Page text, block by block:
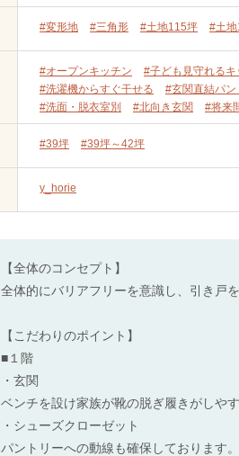
#変形地 #三角形 #土地115坪 #土
#オープンキッチン #子ども見守れるキ
#洗濯機からすぐ干せる
#玄関直結パン
#洗面・脱衣室別
#北向き玄関 #将来
#39坪 #39坪～42坪
y_horie
【全体のコンセプト】
全体的にバリアフリーを意識し、引き戸
【こだわりのポイント】
■１階
・玄関
ベンチを設け家族が靴の脱ぎ履きがしや
・シューズクローゼット
パントリーへの動線も確保しております。